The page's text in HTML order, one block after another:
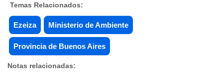
Temas Relacionados:
Ezeiza Ministerio de Ambiente
Provincia de Buenos Aires
Notas relacionadas: